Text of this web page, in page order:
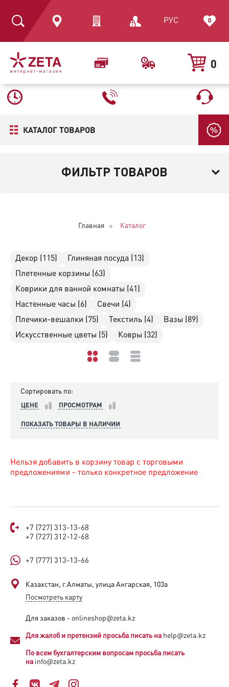
0
РУС 0
КАТАЛОГ ТОВАРОВ
ФИЛЬТР ТОВАРОВ
Главная Каталог
Декор (115)
Глиняная посуда (13)
Плетенные корзины (63)
Коврики для ванной комнаты (41)
Настенные часы (6)
Свечи (4)
Плечики-вешалки (75)
Текстиль (4)
Вазы (89)
Искусственные цветы (5)
Ковры (32)
Сортировать по:
ЦЕНЕ ПРОСМОТРАМ
ПОКАЗАТЬ ТОВАРЫ В НАЛИЧИИ
Нельзя добавить в корзину товар с торговыми
предложениями - только конкретное предложение
+7 (727) 313-13-68
+7 (727) 312-12-68
+7 (777) 313-13-66
Казахстан, г.Алматы, улица Ангарская, 103а​
Посмотреть карту
Для заказов - onlineshop@zeta.kz
Для жалоб и претензий просьба писать на help@zeta.kz
По всем бухгалтерским вопросам просьба писать
на info@zeta.kz